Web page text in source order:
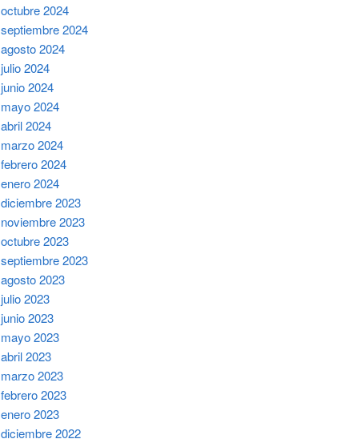
octubre 2024
septiembre 2024
agosto 2024
julio 2024
junio 2024
mayo 2024
abril 2024
marzo 2024
febrero 2024
enero 2024
diciembre 2023
noviembre 2023
octubre 2023
septiembre 2023
agosto 2023
julio 2023
junio 2023
mayo 2023
abril 2023
marzo 2023
febrero 2023
enero 2023
diciembre 2022